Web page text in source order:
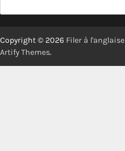
Copyright © 2026 Filer à l'anglaise
Artify Themes.